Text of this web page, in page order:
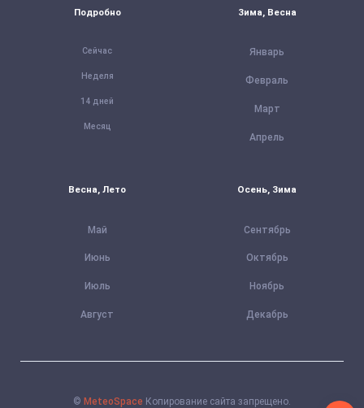
Подробно
Сейчас
Неделя
14 дней
Месяц
Зима, Весна
Январь
Февраль
Март
Апрель
Весна, Лето
Май
Июнь
Июль
Август
Осень, Зима
Сентябрь
Октябрь
Ноябрь
Декабрь
© MeteoSpace Копирование сайта запрещено.